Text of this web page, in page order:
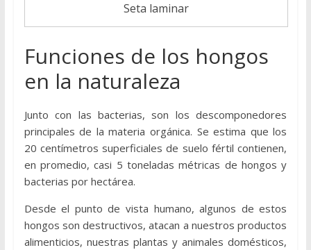
Seta laminar
Funciones de los hongos
en la naturaleza
Junto con las bacterias, son los descomponedores
principales de la materia orgánica. Se estima que los
20 centímetros superficiales de suelo fértil contienen,
en promedio, casi 5 toneladas métricas de hongos y
bacterias por hectárea.
Desde el punto de vista humano, algunos de estos
hongos son destructivos, atacan a nuestros productos
alimenticios, nuestras plantas y animales domésticos,